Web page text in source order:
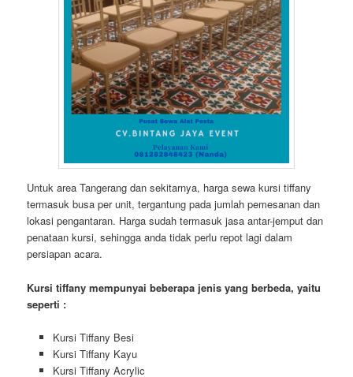
Untuk area Tangerang dan sekitarnya, harga sewa kursi tiffany
termasuk busa per unit, tergantung pada jumlah pemesanan dan
lokasi pengantaran. Harga sudah termasuk jasa antar-jemput dan
penataan kursi, sehingga anda tidak perlu repot lagi dalam
persiapan acara.
Kursi tiffany mempunyai beberapa jenis yang berbeda, yaitu
seperti :
Kursi Tiffany Besi
Kursi Tiffany Kayu
Kursi Tiffany Acrylic